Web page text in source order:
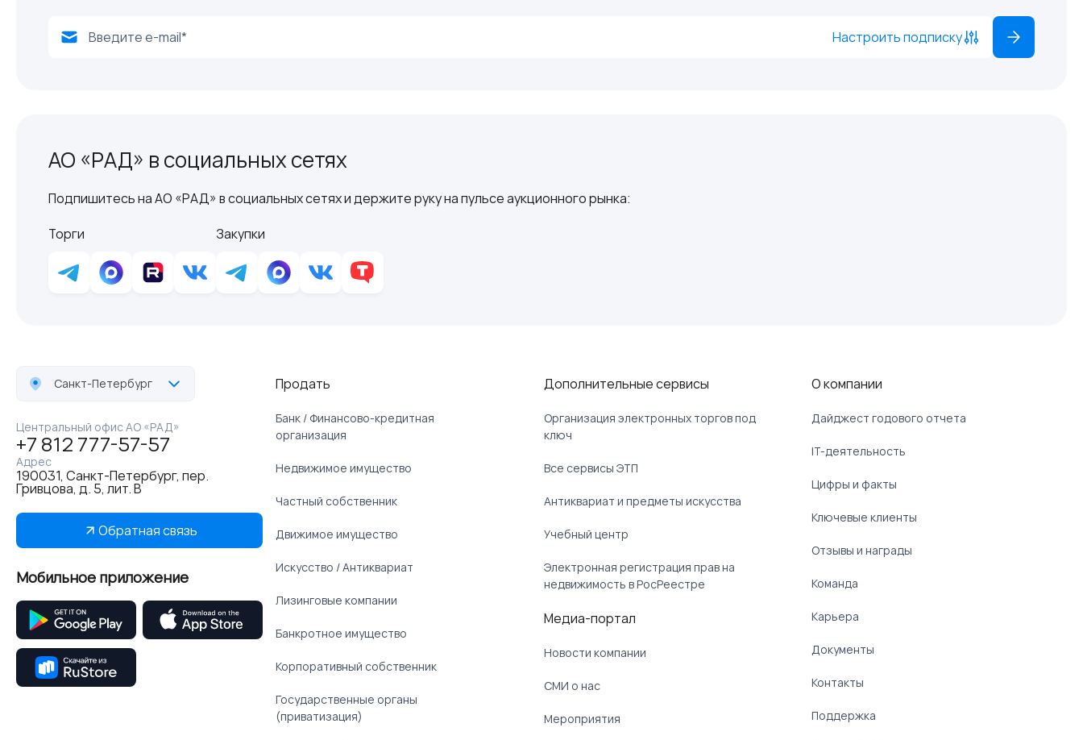
Настроить подписку
АО «РАД» в социальных сетях
Подпишитесь на АО «РАД» в социальных сетях и держите руку на пульсе аукционного рынка:
Торги
Закупки
Санкт-Петербург
Центральный офис АО «РАД»
+7 812 777-57-57
Адрес
190031, Санкт-Петербург, пер.
Гривцова, д. 5, лит. В
Обратная связь
Мобильное приложение
Продать
Банк / Финансово-кредитная
организация
Недвижимое имущество
Частный собственник
Движимое имущество
Искусство / Антиквариат
Лизинговые компании
Банкротное имущество
Корпоративный собственник
Государственные органы
(приватизация)
Дополнительные сервисы
Организация электронных торгов под
ключ
Все сервисы ЭТП
Антиквариат и предметы искусства
Учебный центр
Электронная регистрация прав на
недвижимость в РосРеестре
Медиа-портал
Новости компании
СМИ о нас
Мероприятия
О компании
Дайджест годового отчета
IT-деятельность
Цифры и факты
Ключевые клиенты
Отзывы и награды
Команда
Карьера
Документы
Контакты
Поддержка